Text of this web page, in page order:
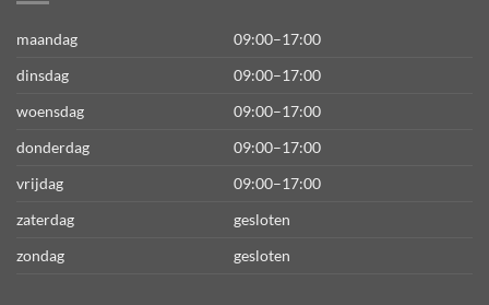
maandag
09:00–17:00
dinsdag
09:00–17:00
woensdag
09:00–17:00
donderdag
09:00–17:00
vrijdag
09:00–17:00
zaterdag
gesloten
zondag
gesloten